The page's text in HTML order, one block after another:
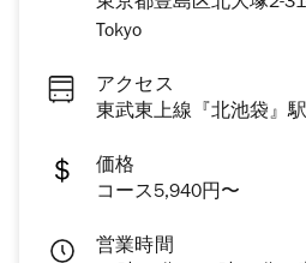
Tokyo
アクセス
東武東上線『北池袋』
価格
コース5,940円〜
営業時間